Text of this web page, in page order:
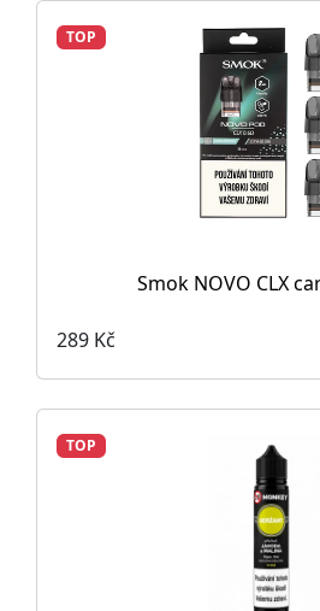
TOP
Smok NOVO CLX
289 Kč
TOP